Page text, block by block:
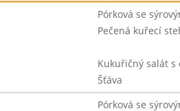
Pórková se
Pečená kuřecí
Kukuřičný salát s
Šťáva
Pórková se